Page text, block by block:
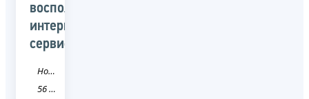
воспользоваться
интернет-
сервисом
Новость
56 Оренбургская область